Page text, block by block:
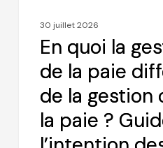
gestion
classique
30 juillet 2026
En quoi la
de la paie
de la gestion
la paie ?